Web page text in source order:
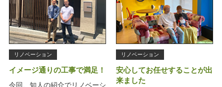
リノベーション
イメージ通りの工事で満足！
リノベーション
安心してお任せすることが出
来ました